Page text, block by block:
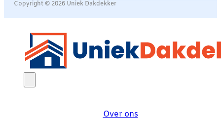
Copyright © 2026 Uniek Dakdekker
Over ons